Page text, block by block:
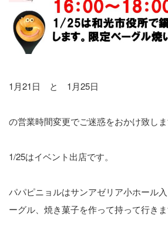
1月21日 と 1月25日
の営業時間変更でご迷惑をおかけ致しま
1/25はイベント出店です。
パパピニョルはサンアゼリア小ホール
ーグル、焼き菓子を作って持って行きま